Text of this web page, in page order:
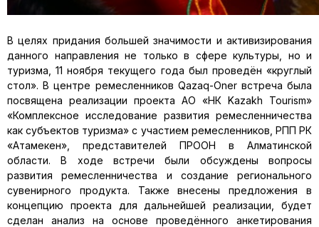
В целях придания большей значимости и активизирования
данного направления не только в сфере культуры, но и
туризма, 11 ноября текущего года был проведён «круглый
стол». В центре ремесленников Qazaq-Oner встреча была
посвящена реализации проекта АО «НК Kazakh Tourism»
«Комплексное исследование развития ремесленничества
как субъектов туризма» с участием ремесленников, РПП РК
«Атамекен», представителей ПРООН в Алматинской
области. В ходе встречи были обсуждены вопросы
развития ремесленничества и создание регионального
сувенирного продукта. Также внесены предложения в
концепцию проекта для дальнейшей реализации, будет
сделан анализ на основе проведённого анкетирования